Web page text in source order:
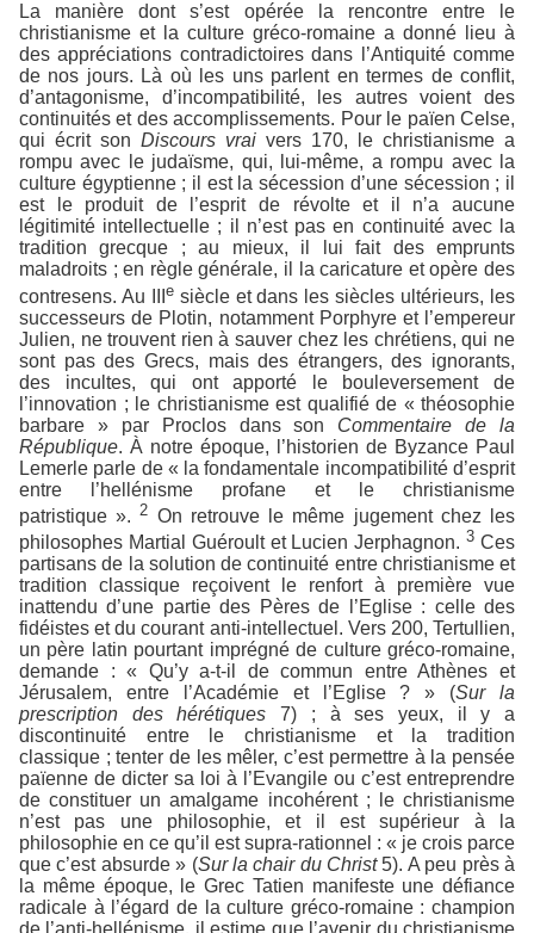
La manière dont s’est opérée la rencontre entre le
christianisme et la culture gréco-romaine a donné lieu à
des appréciations contradictoires dans l’Antiquité comme
de nos jours. Là où les uns parlent en termes de conflit,
d’antagonisme, d’incompatibilité, les autres voient des
continuités et des accomplissements. Pour le païen Celse,
qui écrit son Discours vrai vers 170, le christianisme a
rompu avec le judaïsme, qui, lui-même, a rompu avec la
culture égyptienne ; il est la sécession d’une sécession ; il
est le produit de l’esprit de révolte et il n’a aucune
légitimité intellectuelle ; il n’est pas en continuité avec la
tradition grecque ; au mieux, il lui fait des emprunts
maladroits ; en règle générale, il la caricature et opère des
contresens. Au III esiècle et dans les siècles ultérieurs, les
successeurs de Plotin, notamment Porphyre et l’empereur
Julien, ne trouvent rien à sauver chez les chrétiens, qui ne
sont pas des Grecs, mais des étrangers, des ignorants,
des incultes, qui ont apporté le bouleversement de
l’innovation ; le christianisme est qualifié de « théosophie
barbare » par Proclos dans son Commentaire de la
République. À notre époque, l’historien de Byzance Paul
Lemerle parle de « la fondamentale incompatibilité d’esprit
entre l’hellénisme profane et le christianisme
patristique ». 2 On retrouve le même jugement chez les
philosophes Martial Guéroult et Lucien Jerphagnon. 3 Ces
partisans de la solution de continuité entre christianisme et
tradition classique reçoivent le renfort à première vue
inattendu d’une partie des Pères de l’Eglise : celle des
fidéistes et du courant anti-intellectuel. Vers 200, Tertullien,
un père latin pourtant imprégné de culture gréco-romaine,
demande : « Qu’y a-t-il de commun entre Athènes et
Jérusalem, entre l’Académie et l’Eglise ? » (Sur la
prescription des hérétiques 7) ; à ses yeux, il y a
discontinuité entre le christianisme et la tradition
classique ; tenter de les mêler, c’est permettre à la pensée
païenne de dicter sa loi à l’Evangile ou c’est entreprendre
de constituer un amalgame incohérent ; le christianisme
n’est pas une philosophie, et il est supérieur à la
philosophie en ce qu’il est supra-rationnel : « je crois parce
que c’est absurde » (Sur la chair du Christ5). A peu près à
la même époque, le Grec Tatien manifeste une défiance
radicale à l’égard de la culture gréco-romaine : champion